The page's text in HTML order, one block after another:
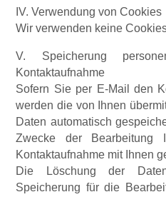
IV. Verwendung von Cookies
Wir verwenden keine
V. Speicherung
Kontaktaufnahme
Sofern Sie per E-Mail den
werden die von Ihnen
Daten automatisch
Zwecke der Bearbeitung
Kontaktaufnahme mit Ihnen
Die Löschung der
Speicherung für die